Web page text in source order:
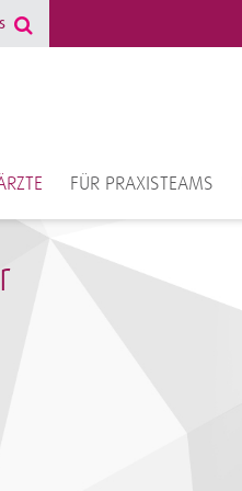
FÜR PRAXISTEAMS